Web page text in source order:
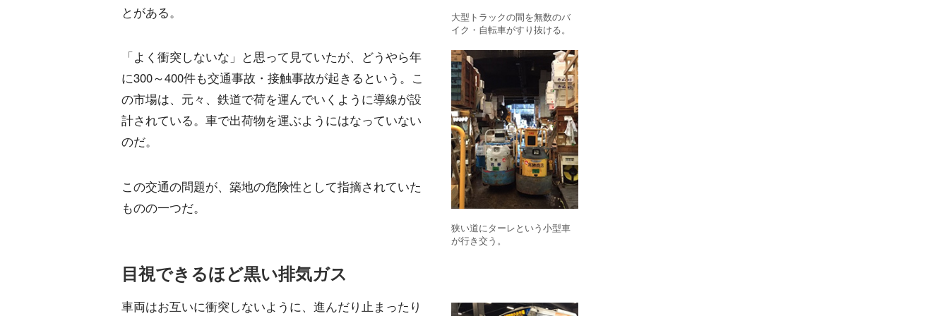
大型トラックの間を無数のバ
イク・自転車がすり抜ける。
狭い道にターレという小型車
が行き交う。
とがある。
「よく衝突しないな」と思って見ていたが、どうやら年
に300～400件も交通事故・接触事故が起きるという。こ
の市場は、元々、鉄道で荷を運んでいくように導線が設
計されている。車で出荷物を運ぶようにはなっていない
のだ。
この交通の問題が、築地の危険性として指摘されていた
ものの一つだ。
目視できるほど黒い排気ガス
車両はお互いに衝突しないように、進んだり止まったり